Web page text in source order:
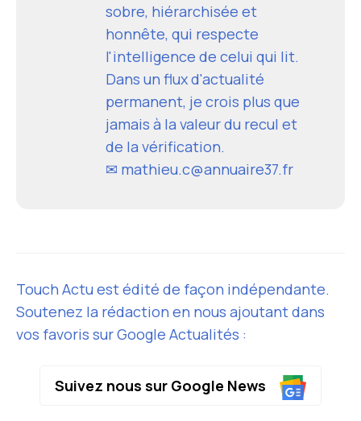
sobre, hiérarchisée et
honnête, qui respecte
l'intelligence de celui qui lit.
Dans un flux d'actualité
permanent, je crois plus que
jamais à la valeur du recul et
de la vérification.
✉ mathieu.c@annuaire37.fr
Touch Actu est édité de façon indépendante.
Soutenez la rédaction en nous ajoutant dans
vos favoris sur Google Actualités :
Suivez nous sur Google News